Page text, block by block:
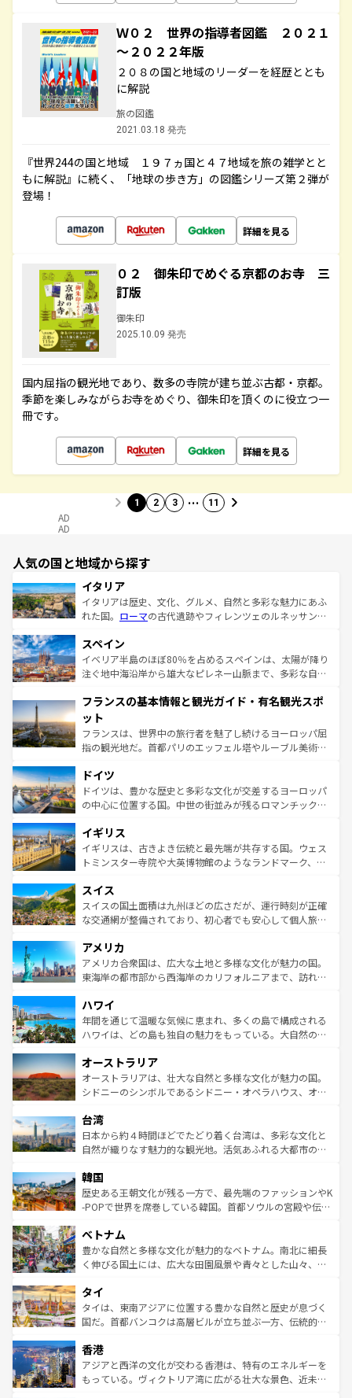
Ｗ０２ 世界の指導者図鑑 ２０２１
～２０２２年版
２０８の国と地域のリーダーを経歴ととも
に解説
旅の図鑑
2021.03.18 発売
『世界244の国と地域 １９７ヵ国と４７地域を旅の雑学とと
もに解説』に続く、「地球の歩き方」の図鑑シリーズ第２弾が
登場！
詳細を見る
０２ 御朱印でめぐる京都のお寺 三
訂版
御朱印
2025.10.09 発売
国内屈指の観光地であり、数多の寺院が建ち並ぶ古都・京都。
季節を楽しみながらお寺をめぐり、御朱印を頂くのに役立つ一
冊です。
詳細を見る
1 2 3 … 11
AD
AD
人気の国と地域から探す
イタリア
イタリアは歴史、文化、グルメ、自然と多彩な魅力にあふ
れた国。 ローマの古代遺跡やフィレンツェのルネッサンス
ろん、トスカーナの美しい田園風景やアマルフィ海岸の絶
景など、自然景観も見逃せない。観光の合間には、本場の
ピザやパスタなど、絶品のイタリア料理を堪能することも
ませてくれるイタリアで、忘れられない旅をしてみよう！
なお、新着のイタリア情報は
しい。
スペイン
イベリア半島のほぼ80％を占めるスペインは、太陽が降り
注ぐ地中海沿岸から雄大なピレネー山脈まで、多彩な自然
文化が根付くこの国では、情熱的なフラメンコ、熱気あふ
れる闘牛、そして美味しいタパスが生活の一部となってい
る。首都マドリードの洗練された雰囲気や、バルセロナの
アートに溢れた街角から、地方では古代ローマ遺跡や中世
せる。地方によって風土や気候が異なるスペインはその個
性で訪れる人を魅了する。 なお、新着のスペイン情報は コ
ンテンツ一覧を参照してほしい。
フランスの基本情報と観光ガイド・有名観光スポ
ット
フランスは、世界中の旅行者を魅了し続けるヨーロッパ屈
指の観光地だ。首都パリのエッフェル塔やルーブル美術館
で、幅広い魅力が詰まっている。華麗な宮殿、歴史的な大
聖堂、美しいビーチ、そして豊かな自然が、訪れる者を心
から魅了する。また、フランスは美食の国としても知ら
いる。シャンパンの発祥地であるランス、プロヴァンスの
香り高いラベンダー畑など、多彩な楽しみ方が可能だ。さ
らに、パリ以外の地域にも魅力が溢れており、どの街角に
れる地方に足を運ぶとそれぞれで全く異なる文化を体験で
きるだろう。 なお、新着のフランス情報はコンテンツ一覧
を参照してほしい。
ドイツ
ドイツは、豊かな歴史と多彩な文化が交差するヨーロッパ
の中心に位置する国。中世の街並みが残るロマンチック街
顔を持つこの国は、どこを歩いても飽きることがない。ベ
ルリンの文化的活気、バイエルン州のアルプスの絶景、そ
してライン川沿いのワイン畑といった風景は必見。ビール
は、お酒好きな人にはぜひ体験してほしい。 なお、新着の
ドイツ情報はコンテンツ一覧を参照してほしい。
イギリス
イギリスは、古きよき伝統と最先端が共存する国。ウェス
トミンスター寺院や大英博物館のようなランドマーク、歴
リアごとに異なる魅力がある。また、優雅なアフタヌーン
ティー、ビール好きにはたまらない英国パブ、サッカー観
戦など、本場だからこそできる体験も豊富。イギリスを旅
ンツ一覧を参照してほしい。
スイス
スイスの国土面積は九州ほどの広さだが、運行時刻が正確
な交通網が整備されており、初心者でも安心して個人旅行
の建物がそのまま残る町や、スイスならではのユニークな
博物館もあり、アルプス観光だけでなく町歩きも満喫する
ことができる。国民の所得が高いため物価も高いが、旅行
ば市内交通費無料で観光を楽しむこともできる。 なお、新
着のスイス情報はコンテンツ一覧 を参照してほしい。
アメリカ
アメリカ合衆国は、広大な土地と多様な文化が魅力の国。
東海岸の都市部から西海岸のカリフォルニアまで、訪れる
のような巨大都市は、観光、ショッピング、エンターテイ
ンメントが詰まった刺激的なスポットだ。一方、アメリカ
西部には大自然が広がり、グランドキャニオンやイエロー
部のニューオーリンズでは、音楽と美食が融合した独特の
文化が魅力。旅行者はアメリカの各地域で異なる魅力を楽
しみながら、その多様性と豊かな歴史を感じることができ
ならではの贅沢な旅のスタイルだ。 なお、新着のアメリカ
情報はコンテンツ一覧を参照してほしい。
ハワイ
年間を通じて温暖な気候に恵まれ、多くの島で構成される
ハワイは、どの島も独自の魅力をもっている。大自然の神
ワイ島は見逃せない。また、定番の観光地といえばオアフ
島だが、静かな自然を求めるならマウイ島やカウアイ島が
おすすめ。エメラルドグリーンに輝く海をはじめ、豊かな
れるおもてなしの心で訪れる人々を迎えてくれるハワイの
人々、おいしいローカルフードやハワイアンミュージッ
ク、伝統的なフラダンスなど、すべてがハワイの魅力を彩
ワイを、存分に味わってほしい。 なお、新着のハワイ情報
はコンテンツ一覧を参照してほしい。
オーストラリア
オーストラリアは、壮大な自然と多様な文化が魅力の国。
シドニーのシンボルであるシドニー・オペラハウス、オー
リアリーフや大陸中央部にそびえるウルル（エアーズロッ
ク）、タスマニアの美しい原生林やケアンズの熱帯雨林な
ど、見どころがたくさん。また、カフェやワイン、オージ
いる。アクティビティも充実しており、サーフィンやダイ
ビング、ハイキングなど、アウトドア好きにはたまらな
い。オーストラリアの多彩な魅力を存分に味わいつくそ
参照してほしい。
台湾
日本から約４時間ほどでたどり着く台湾は、多彩な文化と
自然が織りなす魅力的な観光地。活気あふれる大都市の台
ン）、静ひつな山岳地帯である台湾東部など、都市の喧騒
と山間の静けさが共存しており、訪れる人に新しい発見と
驚きをもたらしてくれる。また、奥深い台湾の食文化も魅
容にもいいと評判のスイーツなど、バラエティ豊かな料理
が味わえる。 なお、新着の台湾情報は コンテンツ一覧を参
照してほしい。
韓国
歴史ある王朝文化が残る一方で、最先端のファッションやK
-POPで世界を席巻している韓国。首都ソウルの宮殿や伝統
き、地方に足を延ばせば四季折々の自然美を楽しむことが
できる。そして、キムチや焼肉、絶品のストリートフード
まで、さまざまな韓国料理が待っている。夜には、韓国な
リティに包まれながら、韓国の多彩な魅力を心ゆくまで味
わってみてほしい。 なお、新着の韓国情報はコンテンツ一
覧を参照してほしい。
ベトナム
豊かな自然と多様な文化が魅力的なベトナム。南北に細長
く伸びる国土には、広大な田園風景や青々とした山々、世
急速な発展と共に伝統が息づく。ハノイの古い町並みやホ
ーチミン市のフランス統治時代の建物も、独特の雰囲気を
醸し出している。また、バラエティの豊かさとおいしさで
とつ。フォーやバインミー、ベトナムコーヒーなどは、ぜ
ひ現地で味わいたい。どの地域を訪れてもあたたかい人々
が旅行者を迎えてくれるので、きっと忘れられない旅にな
タイ
タイは、東南アジアに位置する豊かな自然と歴史が息づく
国だ。首都バンコクは高層ビルが立ち並ぶ一方、伝統的な
の活気が交差している。北部ではチェンマイなどの山岳地
帯で自然と触れ合い、南部ではプーケットやクラビの美し
いビーチでリゾート気分を楽しむことができる。タイ料理
香港
アジアと西洋の文化が交わる香港は、特有のエネルギーを
もっている。ヴィクトリア湾に広がる壮大な景色、近未来